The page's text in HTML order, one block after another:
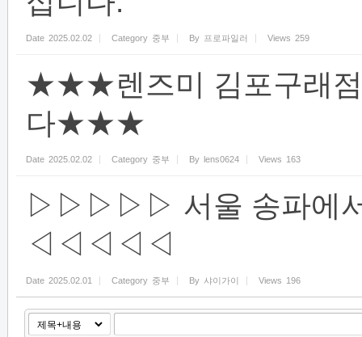
Date 2025.02.02 Category 중부 By 프로파일러 Views 259
★★★렌즈미 김포구래점
다★★★
Date 2025.02.02 Category 중부 By lens0624 Views 163
▷▷▷▷▷ 서울 송파에서
◁◁◁◁◁
Date 2025.02.01 Category 중부 By 샤이가이 Views 196